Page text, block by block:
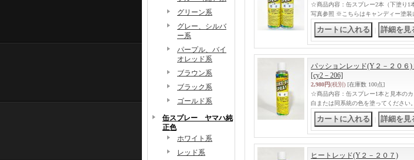
グリーン系
グレー、シルバ
ー系
パープル、バイ
オレッド系
ブラウン系
ブラック系
ゴールド系
缶スプレー ヤマハ純
正色
ホワイト系
レッド系
☆商品内容：缶スプレー2本（下塗り1
写真参照 ※こちらはキャンディー塗装
パッションレッド(Y２－２０６)
[cy2－206]
2,980円(税別) [在庫数 100点]
☆商品内容：缶スプレー1本と見本の
白または同系統の色を塗ってくださ
ヒートレッド(Y２－２０７)